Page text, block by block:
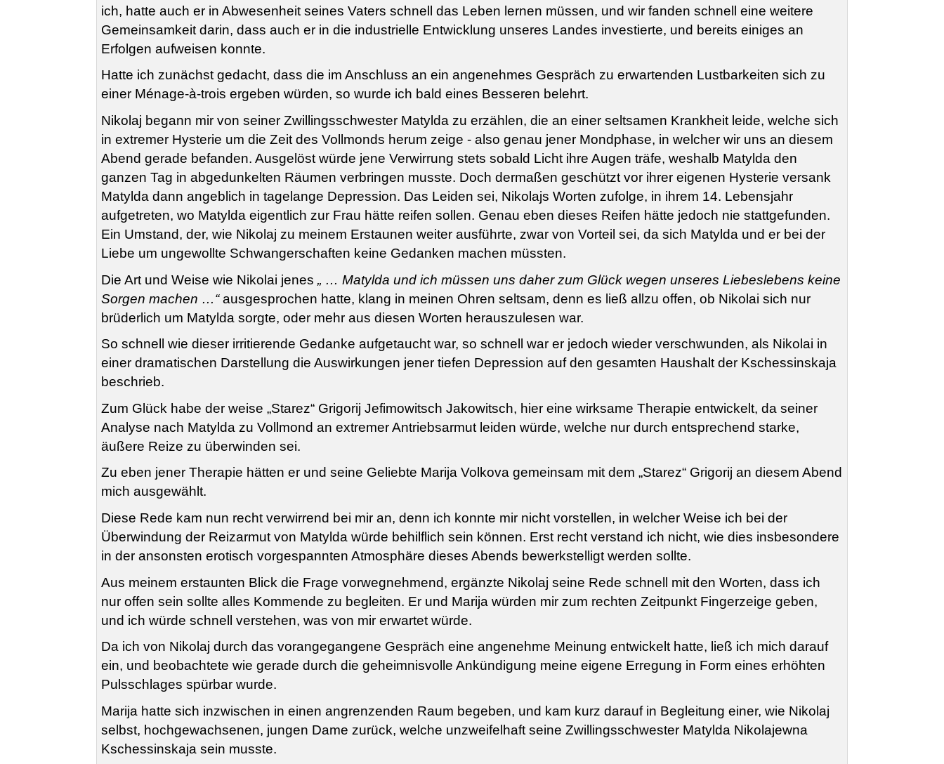
ich, hatte auch er in Abwesenheit seines Vaters schnell das Leben lernen müssen, und wir fanden schnell eine weitere
Gemeinsamkeit darin, dass auch er in die industrielle Entwicklung unseres Landes investierte, und bereits einiges an
Erfolgen aufweisen konnte.
Hatte ich zunächst gedacht, dass die im Anschluss an ein angenehmes Gespräch zu erwartenden Lustbarkeiten sich zu
einer Ménage-à-trois ergeben würden, so wurde ich bald eines Besseren belehrt.
Nikolaj begann mir von seiner Zwillingsschwester Matylda zu erzählen, die an einer seltsamen Krankheit leide, welche sich
in extremer Hysterie um die Zeit des Vollmonds herum zeige - also genau jener Mondphase, in welcher wir uns an diesem
Abend gerade befanden. Ausgelöst würde jene Verwirrung stets sobald Licht ihre Augen träfe, weshalb Matylda den
ganzen Tag in abgedunkelten Räumen verbringen musste. Doch dermaßen geschützt vor ihrer eigenen Hysterie versank
Matylda dann angeblich in tagelange Depression. Das Leiden sei, Nikolajs Worten zufolge, in ihrem 14. Lebensjahr
aufgetreten, wo Matylda eigentlich zur Frau hätte reifen sollen. Genau eben dieses Reifen hätte jedoch nie stattgefunden.
Ein Umstand, der, wie Nikolaj zu meinem Erstaunen weiter ausführte, zwar von Vorteil sei, da sich Matylda und er bei der
Liebe um ungewollte Schwangerschaften keine Gedanken machen müssten.
Die Art und Weise wie Nikolai jenes „ … Matylda und ich müssen uns daher zum Glück wegen unseres Liebeslebens keine
Sorgen machen …“ausgesprochen hatte, klang in meinen Ohren seltsam, denn es ließ allzu offen, ob Nikolai sich nur
brüderlich um Matylda sorgte, oder mehr aus diesen Worten herauszulesen war.
So schnell wie dieser irritierende Gedanke aufgetaucht war, so schnell war er jedoch wieder verschwunden, als Nikolai in
einer dramatischen Darstellung die Auswirkungen jener tiefen Depression auf den gesamten Haushalt der Kschessinskaja
beschrieb.
Zum Glück habe der weise „Starez“ Grigorij Jefimowitsch Jakowitsch, hier eine wirksame Therapie entwickelt, da seiner
Analyse nach Matylda zu Vollmond an extremer Antriebsarmut leiden würde, welche nur durch entsprechend starke,
äußere Reize zu überwinden sei.
Zu eben jener Therapie hätten er und seine Geliebte Marija Volkova gemeinsam mit dem „Starez“ Grigorij an diesem Abend
mich ausgewählt.
Diese Rede kam nun recht verwirrend bei mir an, denn ich konnte mir nicht vorstellen, in welcher Weise ich bei der
Überwindung der Reizarmut von Matylda würde behilflich sein können. Erst recht verstand ich nicht, wie dies insbesondere
in der ansonsten erotisch vorgespannten Atmosphäre dieses Abends bewerkstelligt werden sollte.
Aus meinem erstaunten Blick die Frage vorwegnehmend, ergänzte Nikolaj seine Rede schnell mit den Worten, dass ich
nur offen sein sollte alles Kommende zu begleiten. Er und Marija würden mir zum rechten Zeitpunkt Fingerzeige geben,
und ich würde schnell verstehen, was von mir erwartet würde.
Da ich von Nikolaj durch das vorangegangene Gespräch eine angenehme Meinung entwickelt hatte, ließ ich mich darauf
ein, und beobachtete wie gerade durch die geheimnisvolle Ankündigung meine eigene Erregung in Form eines erhöhten
Pulsschlages spürbar wurde.
Marija hatte sich inzwischen in einen angrenzenden Raum begeben, und kam kurz darauf in Begleitung einer, wie Nikolaj
selbst, hochgewachsenen, jungen Dame zurück, welche unzweifelhaft seine Zwillingsschwester Matylda Nikolajewna
Kschessinskaja sein musste.